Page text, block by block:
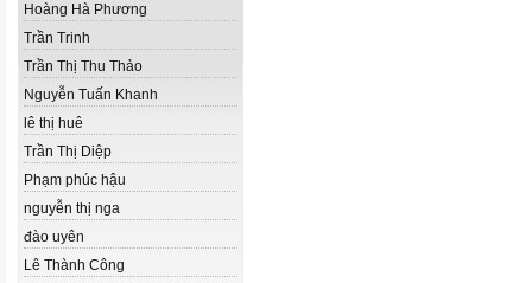
Hoàng Hà Phương
Trần Trinh
Trần Thị Thu Thảo
Nguyễn Tuấn Khanh
lê thị huê
Trần Thị Diệp
Phạm phúc hậu
nguyễn thị nga
đào uyên
Lê Thành Công